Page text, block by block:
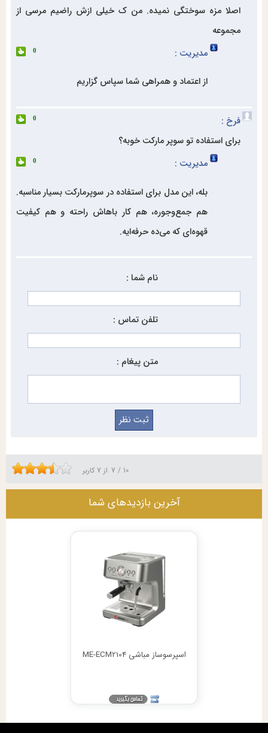
اصلا مزه سوختگی نمیده. من ک خیلی ازش راضیم مرسی از
مجموعه
مدیریت :
0
از اعتماد و همراهی شما سپاس گزاریم
فرخ : 0
برای استفاده تو سوپر مارکت خوبه؟
مدیریت :
0
بله، این مدل برای استفاده در سوپرمارکت بسیار مناسبه.
هم جمع‌وجوره، هم کار باهاش راحته و هم کیفیت
قهوه‌ای که می‌ده حرفه‌ایه.
نام شما :
تلفن تماس :
متن پیغام :
7 / 10 از 7 کاربر
آخرین بازدیدهای شما
اسپرسوساز مباشی ME-ECM2104